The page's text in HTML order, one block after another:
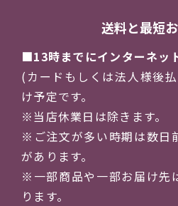
送料と最短
13時までにインターネッ
(カードもしくは法人様後
け予定です。
※当店休業日は除きます。
※ご注文が多い時期は数日
があります。
※一部商品や一部お届け先
ります。